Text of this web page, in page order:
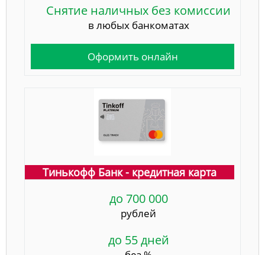
Снятие наличных без комиссии
в любых банкоматах
Оформить онлайн
Тинькофф Банк - кредитная карта
до 700 000
рублей
до 55 дней